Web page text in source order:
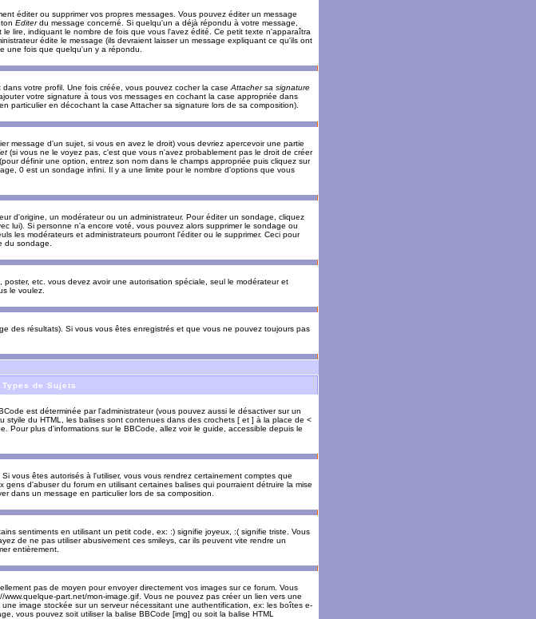
éditer ou supprimer vos propres messages. Vous pouvez éditer un message
Editerdu message concerné. Si quelqu'un a déjà répondu à votre message,
lire, indiquant le nombre de fois que vous l'avez édité. Ce petit texte n'apparaîtra
édite le message (ils devraient laisser un message expliquant ce qu'ils ont
une fois que quelqu'un y a répondu.
votre profil. Une fois créée, vous pouvez cocher la case Attacher sa signature
votre signature à tous vos messages en cochant la case appropriée dans
particulier en décochant la case Attacher sa signature lors de sa composition).
message d'un sujet, si vous en avez le droit) vous devriez apercevoir une partie
(si vous ne le voyez pas, c'est que vous n'avez probablement pas le droit de créer
définir une option, entrez son nom dans le champs appropriée puis cliquez sur
0 est un sondage infini. Il y a une limite pour le nombre d'options que vous
d'origine, un modérateur ou un administrateur. Pour éditer un sondage, cliquez
lui). Si personne n'a encore voté, vous pouvez alors supprimer le sondage ou
les modérateurs et administrateurs pourront l'éditer ou le supprimer. Ceci pour
du sondage.
etc. vous devez avoir une autorisation spéciale, seul le modérateur et
le voulez.
des résultats). Si vous vous êtes enregistrés et que vous ne pouvez toujours pas
de Sujets
est déterminée par l'administrateur (vous pouvez aussi le désactiver sur un
styile du HTML, les balises sont contenues dans des crochets [ et ] à la place de <
Pour plus d'informations sur le BBCode, allez voir le guide, accessible depuis le
vous êtes autorisés à l'utiliser, vous vous rendrez certainement comptes que
gens d'abuser du forum en utilisant certaines balises qui pourraient détruire la mise
dans un message en particulier lors de sa composition.
sentiments en utilisant un petit code, ex: :) signifie joyeux, :( signifie triste. Vous
de ne pas utiliser abusivement ces smileys, car ils peuvent vite rendre un
entièrement.
pas de moyen pour envoyer directement vos images sur ce forum. Vous
part.net/mon-image.gif. Vous ne pouvez pas créer un lien vers une
image stockée sur un serveur nécessitant une authentification, ex: les boîtes e-
vous pouvez soit utiliser la balise BBCode [img] ou soit la balise HTML